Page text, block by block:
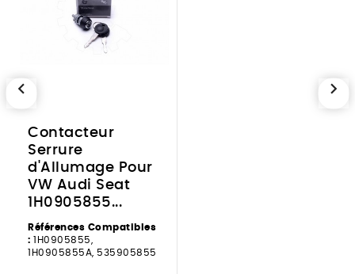
Contacteur
Serrure
d'Allumage Pour
VW Audi Seat
1H0905855...
Références Compatibles
: 1H0905855,
1H0905855A, 535905855
chevron_left chevron_right